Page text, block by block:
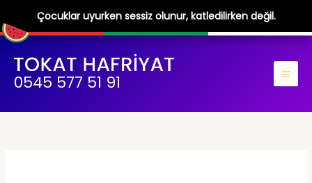
Çocuklar uyurken sessiz olunur, katledilirken değil.
İçeriğe
atla
0545 577 51 91